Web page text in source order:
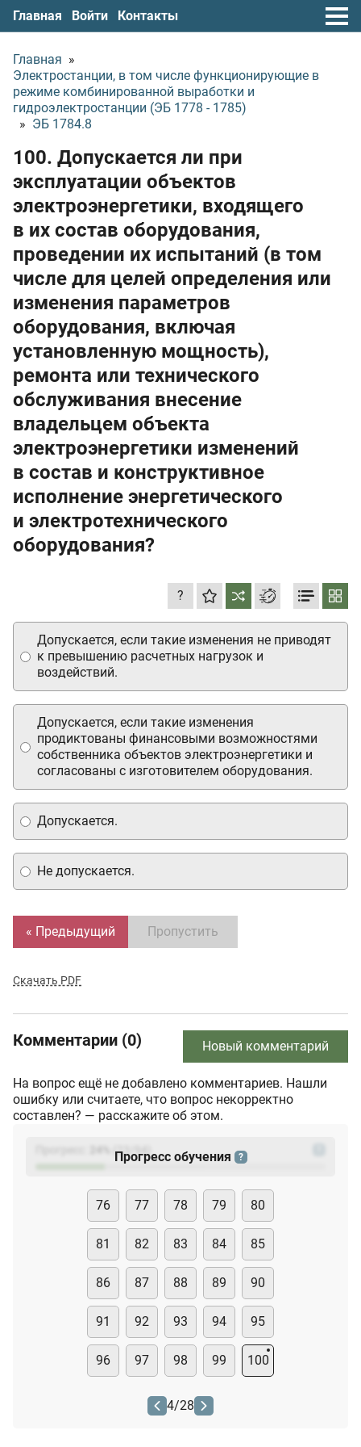
Главная Войти Контакты
Главная »
Электростанции, в том числе функционирующие в
режиме комбинированной выработки и
гидроэлектростанции (ЭБ 1778 - 1785)
» ЭБ 1784.8
100. Допускается ли при
эксплуатации объектов
электроэнергетики, входящего
в их состав оборудования,
проведении их испытаний (в том
числе для целей определения или
изменения параметров
оборудования, включая
установленную мощность),
ремонта или технического
обслуживания внесение
владельцем объекта
электроэнергетики изменений
в состав и конструктивное
исполнение энергетического
и электротехнического
оборудования?
?
Допускается.
Допускается, если такие изменения
продиктованы финансовыми возможностями
собственника объектов электроэнергетики и
согласованы с изготовителем оборудования.
Допускается, если такие изменения не приводят
к превышению расчетных нагрузок и
воздействий.
Не допускается.
« Предыдущий Пропустить
Скачать PDF
Комментарии (0) Новый комментарий
На вопрос ещё не добавлено комментариев. Нашли
ошибку или считаете, что вопрос некорректно
составлен? — расскажите об этом.
(23
Прогресс обучения ?
76 77 78 79 80
81 82 83 84 85
86 87 88 89 90
91 92 93 94 95
96 97 98 99 100
4/28